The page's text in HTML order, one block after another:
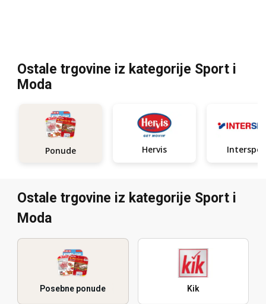
Ostale trgovine iz kategorije Sport i
Moda
Ponude Hervis
Ostale trgovine iz kategorije Sport i
Moda
Posebne ponude Kik